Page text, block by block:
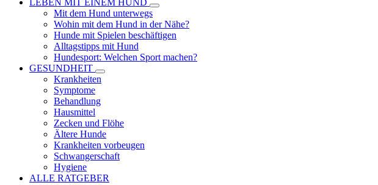
LEBEN MIT EINEM HUND
Mit dem Hund unterwegs
Wohin mit dem Hund in der Nähe?
Hunde mit Spielen beschäftigen
Alltagstipps mit Hund
Hundesport: Welchen Sport machen?
GESUNDHEIT
Krankheiten
Symptome
Behandlung
Hausmittel
Zecken und Flöhe
Ältere Hunde
Krankheiten vorbeugen
Schwangerschaft
Hygiene
ALLE RATGEBER